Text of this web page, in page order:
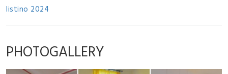
listino 2024
PHOTOGALLERY